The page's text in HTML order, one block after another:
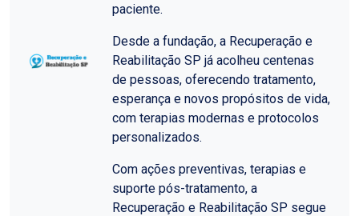
paciente.
Desde a fundação, a Recuperação e
Reabilitação SP já acolheu centenas
de pessoas, oferecendo tratamento,
esperança e novos propósitos de vida,
com terapias modernas e protocolos
personalizados.
Com ações preventivas, terapias e
suporte pós-tratamento, a
Recuperação e Reabilitação SP segue